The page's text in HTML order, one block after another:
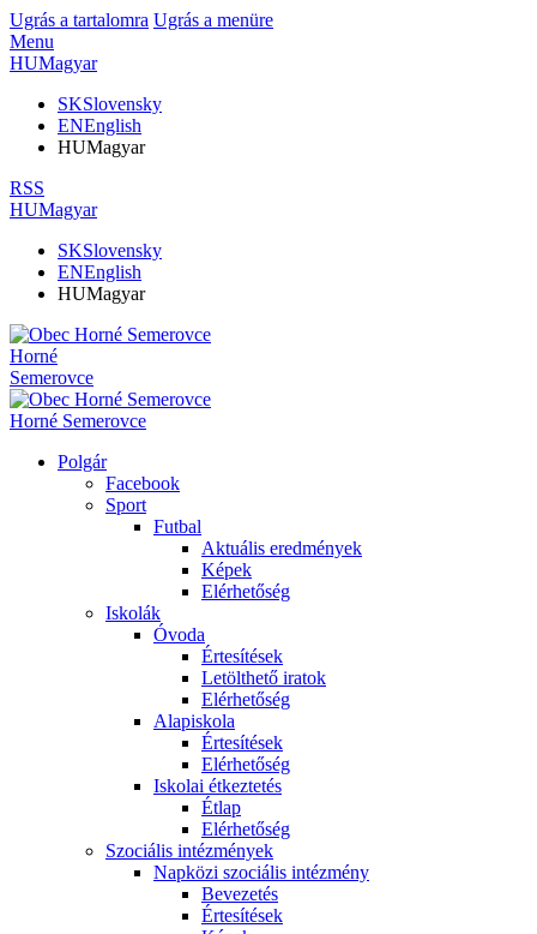
Ugrás a tartalomra Ugrás a menüre
Menu
HUMagyar
SKSlovensky
ENEnglish
HUMagyar
RSS
HUMagyar
SKSlovensky
ENEnglish
HUMagyar
Horné
Semerovce
Horné Semerovce
Polgár
Facebook
Sport
Futbal
Aktuális eredmények
Képek
Elérhetőség
Iskolák
Óvoda
Értesítések
Letölthető iratok
Elérhetőség
Alapiskola
Értesítések
Elérhetőség
Iskolai étkeztetés
Étlap
Elérhetőség
Szociális intézmények
Napközi szociális intézmény
Bevezetés
Értesítések